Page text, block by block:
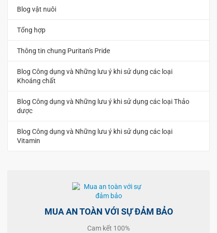
Blog vật nuôi
Tổng hợp
Thông tin chung Puritan's Pride
Blog Công dụng và Những lưu ý khi sử dụng các loại
Khoáng chất
Blog Công dụng và Những lưu ý khi sử dụng các loại Thảo
dược
Blog Công dụng và Những lưu ý khi sử dụng các loại
Vitamin
MUA AN TOÀN VỚI SỰ ĐẢM BẢO
Cam kết 100%